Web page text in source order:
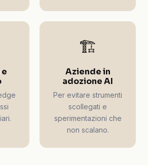
🏗️
Aziende in
adozione AI
Per evitare strumenti
scollegati e
sperimentazioni che
non scalano.